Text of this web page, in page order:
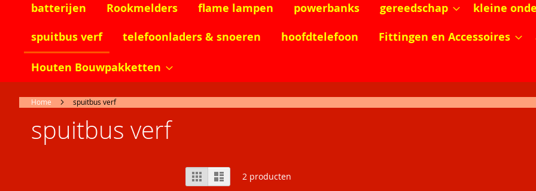
batterijen
Rookmelders flame lampen powerbanks gereedschap kleine
spuitbus verf
telefoonladers & snoeren hoofdtelefoon Fittingen en Accessoires
Houten Bouwpakketten
Home spuitbus verf
spuitbus verf
Tonen
als
Foto-
tabel
Lijst 2 producten